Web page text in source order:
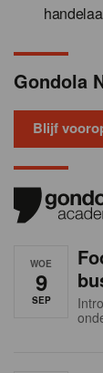
Gondola
Blijf
WOE
9
SEP